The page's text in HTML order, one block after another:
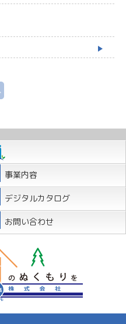
事業内容
デジタルカタログ
お問い合わせ